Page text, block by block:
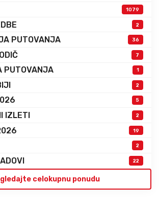
1079
2
PUTOVANJA 36
7
PUTOVANJA 1
2
5
IZLETI 2
19
2
22
celokupnu ponudu